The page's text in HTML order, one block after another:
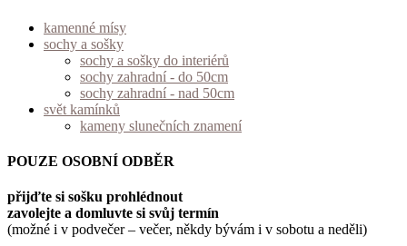
kamenné mísy
sochy a sošky
sochy a sošky do interiérů
sochy zahradní - do 50cm
sochy zahradní - nad 50cm
svět kamínků
kameny slunečních znamení
POUZE OSOBNÍ ODBĚR
přijďte si sošku prohlédnout
zavolejte a domluvte si svůj termín
(možné i v podvečer – večer, někdy bývám i v sobotu a neděli)